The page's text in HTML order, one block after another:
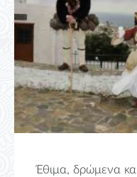
Έθιμα, δρώμενα